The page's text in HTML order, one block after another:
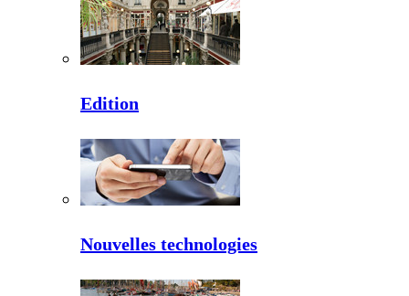
Edition
Nouvelles technologies